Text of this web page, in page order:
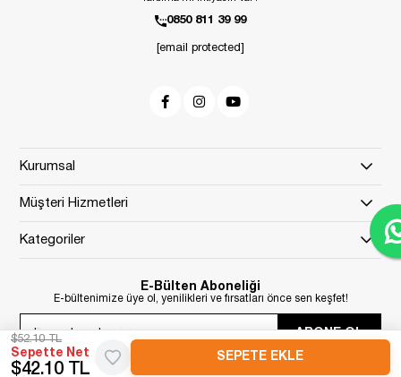
0850 811 39 99
[email protected]
Kurumsal
Müşteri Hizmetleri
Kategoriler
E-Bülten Aboneliği
E-bültenimize üye ol, yenilikleri ve fırsatları önce sen keşfet!
ABONE OL
$52.10 TL
Sepette Net
$42.10 TL